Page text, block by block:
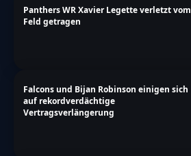
Panthers WR Xavier Legette verletzt vom
Feld getragen
Falcons und Bijan Robinson einigen sich
auf rekordverdächtige
Vertragsverlängerung